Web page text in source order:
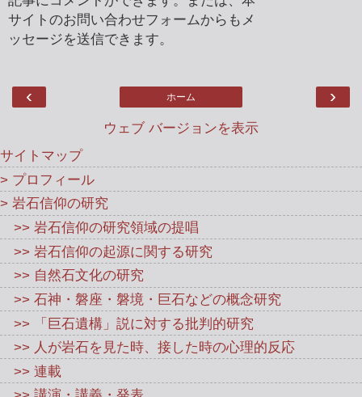
サイトのお問い合わせフォームからもメ
ッセージを送信できます。
‹ ›
ホーム
ウェブ バージョンを表示
サイトマップ
> プロフィール
> 岩石信仰の研究
>> 岩石信仰の研究領域の提唱
>> 岩石信仰の起源に関する研究
>> 自然石文化の研究
>> 石神・磐座・磐境・巨石などの概念研究
>> 「巨石遺構」説に対する批判的研究
>> 人が岩石を見た時、接した時の心理的反応
>> 連載